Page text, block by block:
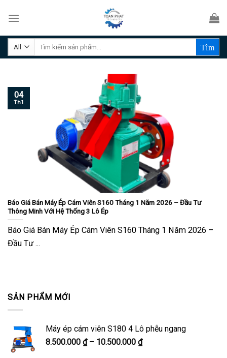
Tìm
SẢN PHẨM MỚI
Máy ép cám viên S180 4 Lô phễu ngang
8.500.000 ₫ – 10.500.000 ₫Khoảng
Báo Giá Bán Máy Ép Cám Viên S160 Tháng 1 Năm 2026 – Đầu Tư
Thông Minh Với Hệ Thống 3 Lô Ép
Báo Giá Bán Máy Ép Cám Viên S160 Tháng 1 Năm 2026 –
Đầu Tư ...
04
Th1